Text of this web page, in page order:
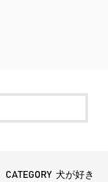
CATEGORY 犬が好き